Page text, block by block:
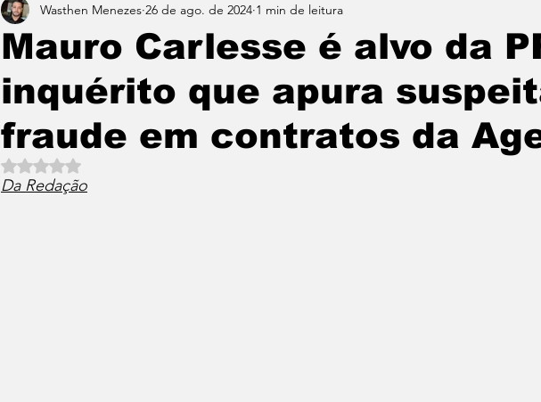
Mauro Carlesse é alvo da
inquérito que apura
fraude em contratos da
Wasthen Menezes 26 de ago. de 2024 1 min de leitura
Avaliado com NaN de 5 estrelas.
Da Redação